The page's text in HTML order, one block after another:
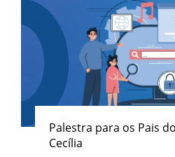
Palestra para os Pais
Cecília